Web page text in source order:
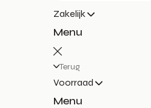
Zakelijk
Menu
Terug
Voorraad
Menu